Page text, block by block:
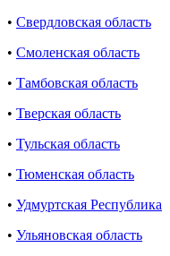
• Свердловская область
• Смоленская область
• Тамбовская область
• Тверская область
• Тульская область
• Тюменская область
• Удмуртская Республика
• Ульяновская область